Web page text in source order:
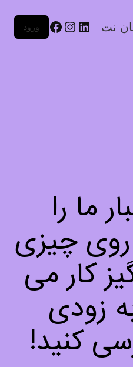
نت ورود
ما را
چیزی
کار می
زودی
کنید!